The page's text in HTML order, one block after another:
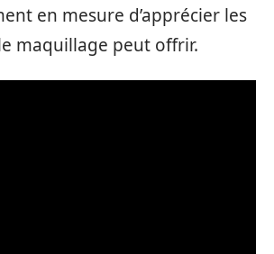
en mesure d’apprécier les
maquillage peut offrir.